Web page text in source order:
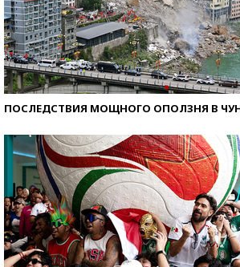
ПОСЛЕДСТВИЯ МОЩНОГО ОПОЛЗНЯ В